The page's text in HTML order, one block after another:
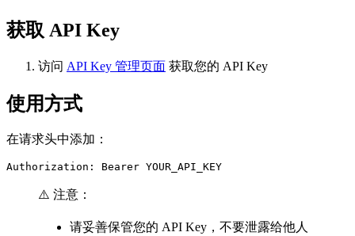
获取 API Key
访问 API Key 管理页面 获取您的 API Key
使用方式
在请求头中添加：
Authorization: Bearer YOUR_API_KEY
⚠️ 注意：
请妥善保管您的 API Key，不要泄露给他人